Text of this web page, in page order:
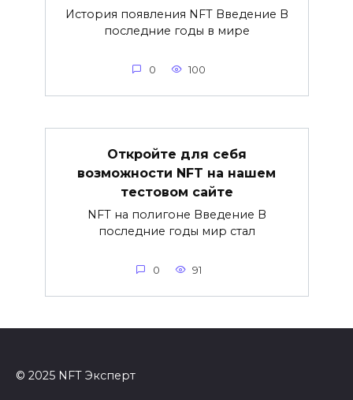
История появления NFT Введение В
последние годы в мире
0 100
Откройте для себя
возможности NFT на нашем
тестовом сайте
NFT на полигоне Введение В
последние годы мир стал
0 91
© 2025 NFT Эксперт